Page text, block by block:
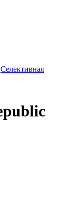
Селективная